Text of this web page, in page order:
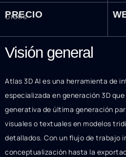
PRECIO
Gratis
Visión general
Atlas 3D AI es una herramienta de
especializada en generación 3D
generativa de última generación
visuales o textuales en modelos
detallados. Con un flujo de trabajo
conceptualización hasta la